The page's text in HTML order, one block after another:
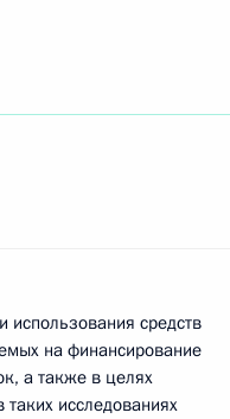
средств
на финансирование
а также в целях
исследованиях